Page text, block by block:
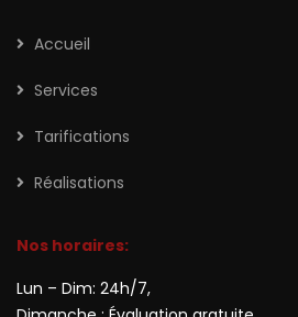
Accueil
Services
Tarifications
Réalisations
Nos horaires:
Lun – Dim: 24h/7,